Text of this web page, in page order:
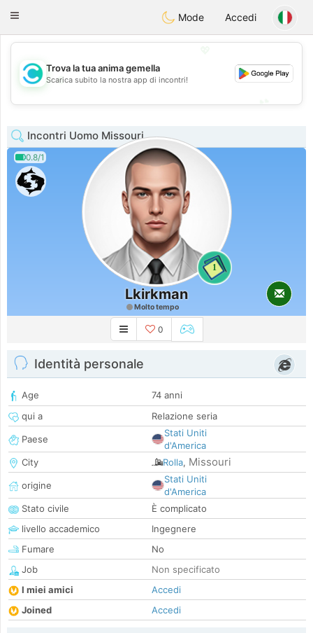
olombiaCitas
Toggle
Mode Accedi
💖
💕
Trova la tua anima gemella
Scarica subito la nostra app di incontri!
Incontri Uomo Missouri
0.8/1
1
Lkirkman
Molto tempo
0
Identità personale
Age
74 anni
qui a
Relazione seria
Paese
Stati Uniti
d'America
City
Rolla, Missouri
origine
Stati Uniti
d'America
Stato civile
È complicato
livello accademico
Ingegnere
Fumare
No
Job
Non specificato
I miei amici
Accedi
Joined
Accedi